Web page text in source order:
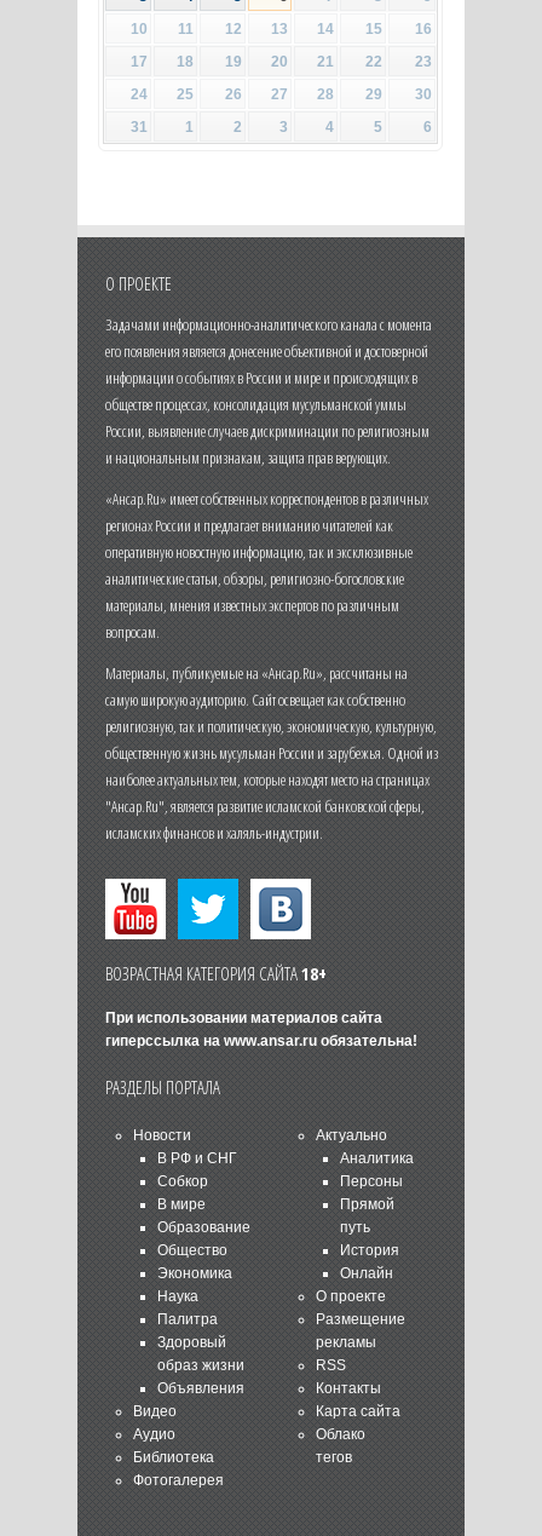
10
11 12 13 14 15
16
17
18 19 20 21 22
23
24
25 26 27 28 29
30
31
1 2 3 4 5 6
О ПРОЕКТЕ
Задачами информационно-аналитического канала с момента
его появления является донесение объективной и достоверной
информации о событиях в России и мире и происходящих в
обществе процессах, консолидация мусульманской уммы
России, выявление случаев дискриминации по религиозным
и национальным признакам, защита прав верующих.
«Ансар.Ru» имеет собственных корреспондентов в различных
регионах России и предлагает вниманию читателей как
оперативную новостную информацию, так и эксклюзивные
аналитические статьи, обзоры, религиозно-богословские
материалы, мнения известных экспертов по различным
вопросам.
Материалы, публикуемые на «Ансар.Ru», рассчитаны на
самую широкую аудиторию. Сайт освещает как собственно
религиозную, так и политическую, экономическую, культурную,
общественную жизнь мусульман России и зарубежья. Одной из
наиболее актуальных тем, которые находят место на страницах
"Ансар.Ru", является развитие исламской банковской сферы,
исламских финансов и халяль-индустрии.
ВОЗРАСТНАЯ КАТЕГОРИЯ САЙТА18+
При использовании материалов сайта
гиперссылка на www.ansar.ruобязательна!
РАЗДЕЛЫ ПОРТАЛА
Новости
В РФ и СНГ
Собкор
В мире
Образование
Общество
Экономика
Наука
Палитра
Здоровый
образ жизни
Объявления
Видео
Аудио
Библиотека
Фотогалерея
Актуально
Аналитика
Персоны
Прямой
путь
История
Онлайн
О проекте
Размещение
рекламы
RSS
Контакты
Карта сайта
Облако
тегов